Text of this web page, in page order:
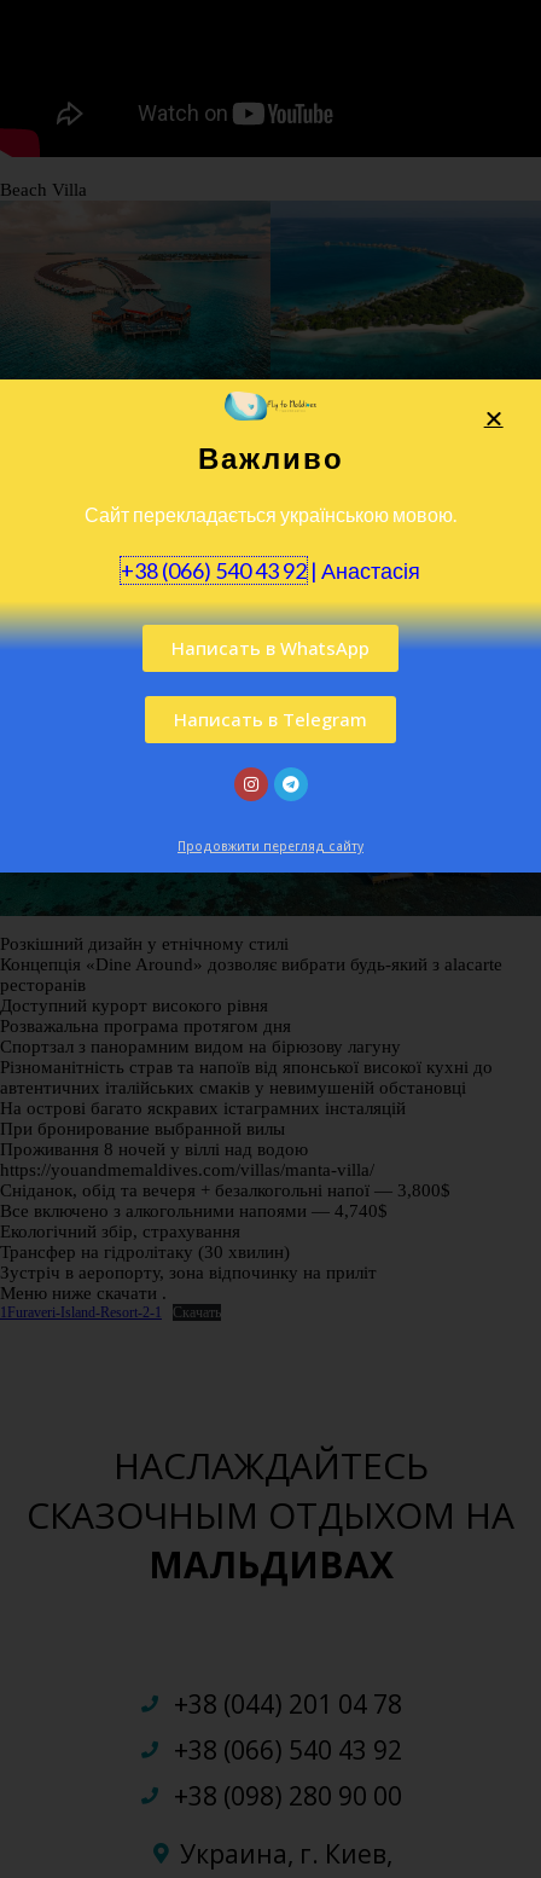
Beach Villa
Розкішний дизайн у етнічному стилі
Концепція «Dine Around» дозволяє вибрати будь-який з alacarte
ресторанів
Доступний курорт високого рівня
Розважальна програма протягом дня
Спортзал з панорамним видом на бірюзову лагуну
Різноманітність страв та напоїв від японської високої кухні до
автентичних італійських смаків у невимушеній обстановці
На острові багато яскравих істаграмних інсталяцій
При бронирование выбранной вилы
Проживання 8 ночей у віллі над водою
https://youandmemaldives.com/villas/manta-villa/
Сніданок, обід та вечеря + безалкогольні напої — 3,800$
Все включено з алкогольними напоями — 4,740$
Екологічний збір, страхування
Трансфер на гідролітаку (30 хвилин)
Зустріч в аеропорту, зона відпочинку на приліт
Меню ниже скачати .
1Furaveri-Island-Resort-2-1 Скачать
НАСЛАЖДАЙТЕСЬ
СКАЗОЧНЫМ ОТДЫХОМ НА
МАЛЬДИВАХ
+38 (044) 201 04 78
+38 (066) 540 43 92
+38 (098) 280 90 00
Украина, г. Киев,
Важливо
Сайт перекладається українською мовою.
+38 (066) 540 43 92| Анастасія
Написать в WhatsApp
Написать в Telegram
Продовжити перегляд сайту